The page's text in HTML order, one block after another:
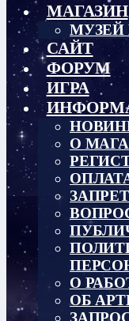
МАГАЗИН
МУЗЕЙ
САЙТ
ФОРУМ
ИГРА
О
О
ОБ